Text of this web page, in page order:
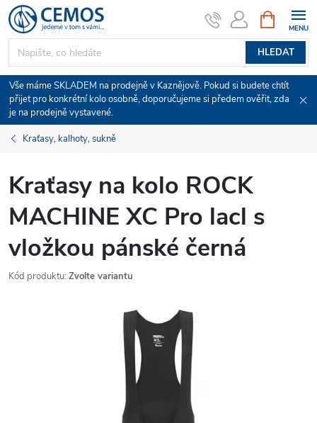
Přejít
na
obsah
HLEDAT
NÁKUPNÍ
KOŠÍK
Vše máme SKLADEM na prodejně v Kaznějově. Pokud si budete chtít
přijet pro konkrétní kolo osobně, doporučujeme si předem ověřit, zda
je na prodejně vystavené.
Kraťasy, kalhoty, sukně
Kraťasy na kolo ROCK
MACHINE XC Pro lacl s
vložkou pánské černá
Kód produktu: Zvolte variantu